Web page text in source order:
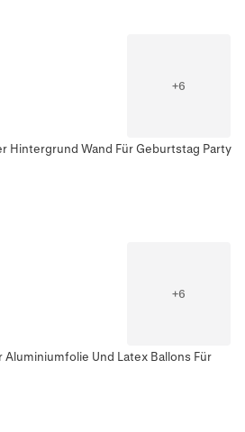
+6
Hintergrund Wand Für Geburtstag Party
+6
Und Latex Ballons Für